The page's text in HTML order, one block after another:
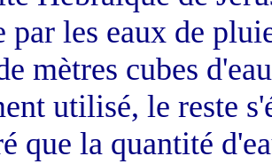
par les eaux de
mètres cubes
utilisé, le reste
que la quantité